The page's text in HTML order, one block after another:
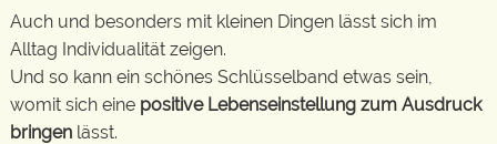
Auch und besonders mit kleinen Dingen lässt sich im
Alltag Individualität zeigen.
Und so kann ein schönes Schlüsselband etwas sein,
womit sich eine positive Lebenseinstellung zum Ausdruck
bringen lässt.